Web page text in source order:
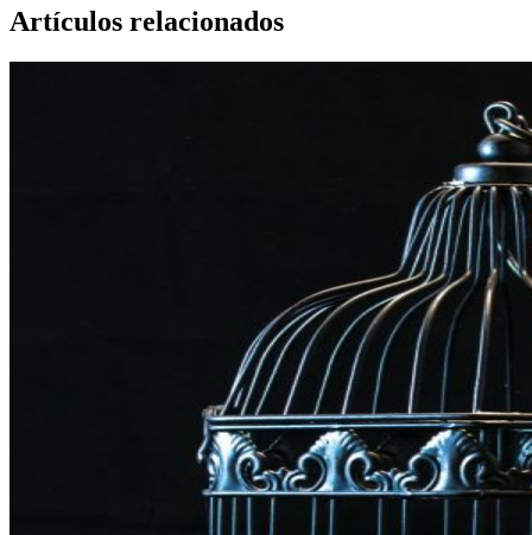
Artículos relacionados